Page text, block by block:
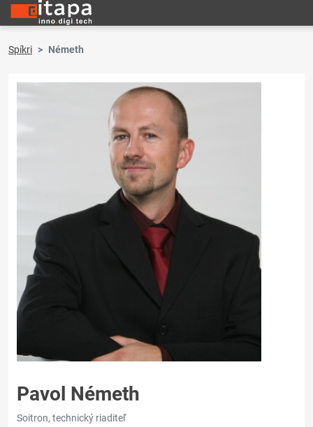
Spíkri Németh
Pavol Németh
Soitron, technický riaditeľ